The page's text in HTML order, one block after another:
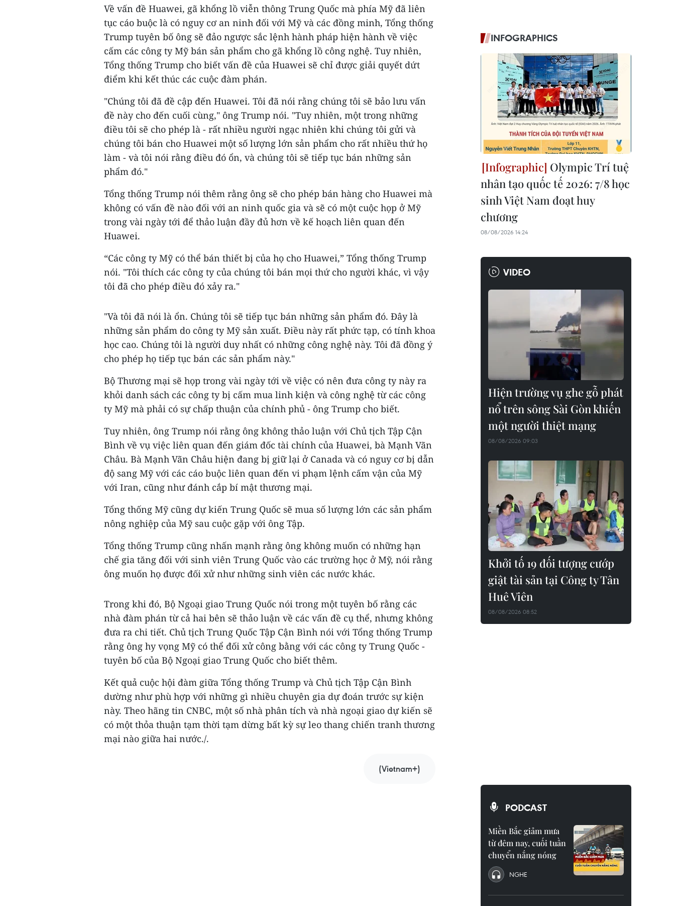
Về vấn đề Huawei, gã khổng lồ viễn thông Trung Quốc mà phía Mỹ đã liên
tục cáo buộc là có nguy cơ an ninh đối với Mỹ và các đồng minh, Tổng thống
Trump tuyên bố ông sẽ đảo ngược sắc lệnh hành pháp hiện hành về việc
cấm các công ty Mỹ bán sản phẩm cho gã khổng lồ công nghệ. Tuy nhiên,
Tổng thống Trump cho biết vấn đề của Huawei sẽ chỉ được giải quyết dứt
điểm khi kết thúc các cuộc đàm phán.
"Chúng tôi đã đề cập đến Huawei. Tôi đã nói rằng chúng tôi sẽ bảo lưu vấn
đề này cho đến cuối cùng," ông Trump nói. "Tuy nhiên, một trong những
điều tôi sẽ cho phép là - rất nhiều người ngạc nhiên khi chúng tôi gửi và
chúng tôi bán cho Huawei một số lượng lớn sản phẩm cho rất nhiều thứ họ
làm - và tôi nói rằng điều đó ổn, và chúng tôi sẽ tiếp tục bán những sản
phẩm đó."
Tổng thống Trump nói thêm rằng ông sẽ cho phép bán hàng cho Huawei mà
không có vấn đề nào đối với an ninh quốc gia và sẽ có một cuộc họp ở Mỹ
trong vài ngày tới để thảo luận đầy đủ hơn về kế hoạch liên quan đến
Huawei.
“Các công ty Mỹ có thể bán thiết bị của họ cho Huawei,” Tổng thống Trump
nói. "Tôi thích các công ty của chúng tôi bán mọi thứ cho người khác, vì vậy
tôi đã cho phép điều đó xảy ra."
"Và tôi đã nói là ổn. Chúng tôi sẽ tiếp tục bán những sản phẩm đó. Đây là
những sản phẩm do công ty Mỹ sản xuất. Điều này rất phức tạp, có tính khoa
học cao. Chúng tôi là người duy nhất có những công nghệ này. Tôi đã đồng ý
cho phép họ tiếp tục bán các sản phẩm này."
Bộ Thương mại sẽ họp trong vài ngày tới về việc có nên đưa công ty này ra
khỏi danh sách các công ty bị cấm mua linh kiện và công nghệ từ các công
ty Mỹ mà phải có sự chấp thuận của chính phủ - ông Trump cho biết.
Tuy nhiên, ông Trump nói rằng ông không thảo luận với Chủ tịch Tập Cận
Bình về vụ việc liên quan đến giám đốc tài chính của Huawei, bà Mạnh Vãn
Châu. Bà Mạnh Vãn Châu hiện đang bị giữ lại ở Canada và có nguy cơ bị dẫn
độ sang Mỹ với các cáo buộc liên quan đến vi phạm lệnh cấm vận của Mỹ
với Iran, cũng như đánh cắp bí mật thương mại.
Tổng thống Mỹ cũng dự kiến Trung Quốc sẽ mua số lượng lớn các sản phẩm
nông nghiệp của Mỹ sau cuộc gặp với ông Tập.
Tổng thống Trump cũng nhấn mạnh rằng ông không muốn có những hạn
chế gia tăng đối với sinh viên Trung Quốc vào các trường học ở Mỹ, nói rằng
ông muốn họ được đối xử như những sinh viên các nước khác.
Trong khi đó, Bộ Ngoại giao Trung Quốc nói trong một tuyên bố rằng các
nhà đàm phán từ cả hai bên sẽ thảo luận về các vấn đề cụ thể, nhưng không
đưa ra chi tiết. Chủ tịch Trung Quốc Tập Cận Bình nói với Tổng thống Trump
rằng ông hy vọng Mỹ có thể đối xử công bằng với các công ty Trung Quốc -
tuyên bố của Bộ Ngoại giao Trung Quốc cho biết thêm.
Kết quả cuộc hội đàm giữa Tổng thống Trump và Chủ tịch Tập Cận Bình
dường như phù hợp với những gì nhiều chuyên gia dự đoán trước sự kiện
này. Theo hãng tin CNBC, một số nhà phân tích và nhà ngoại giao dự kiến sẽ
có một thỏa thuận tạm thời tạm dừng bất kỳ sự leo thang chiến tranh thương
mại nào giữa hai nước./.
(Vietnam+)
INFOGRAPHICS
Olympic Trí tuệ
nhân tạo quốc tế 2026: 7/8 học
sinh Việt Nam đoạt huy
chương
08/08/2026 14:24
VIDEO
Hiện trường vụ ghe gỗ phát
nổ trên sông Sài Gòn khiến
một người thiệt mạng
08/08/2026 09:03
Khởi tố 19 đối tượng cướp
giật tài sản tại Công ty Tân
Huê Viên
08/08/2026 08:52
PODCAST
Miền Bắc giảm mưa
từ đêm nay, cuối tuần
chuyển nắng nóng
NGHE